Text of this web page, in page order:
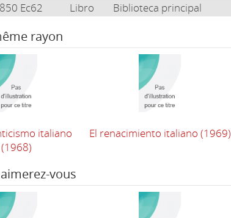
850 Ec62 Libro Biblioteca principal
rayon
italiano
(1968)
El renacimiento italiano (1969)
vous